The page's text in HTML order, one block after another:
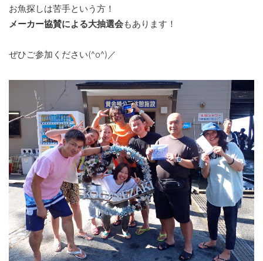
お魚探しは苦手という方！
メーカー協賛による大抽選会もあります！
ぜひご参加ください(^o^)／